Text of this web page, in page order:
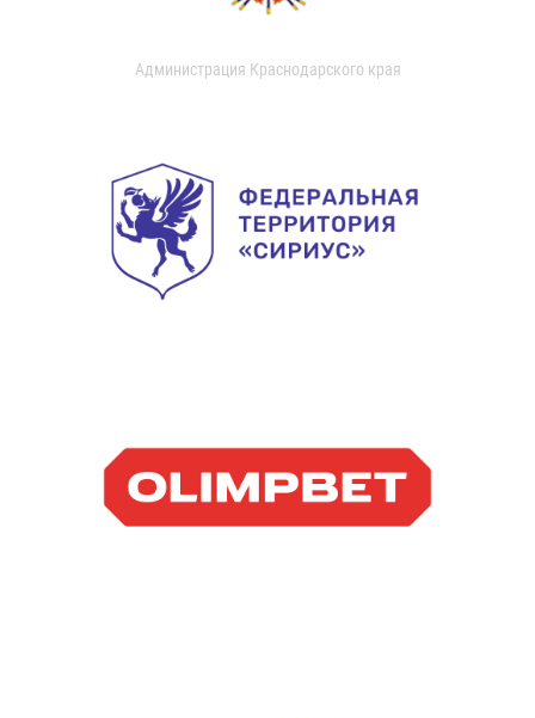
Администрация Краснодарского края